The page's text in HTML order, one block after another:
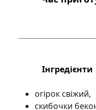
Інгредієнти
огірок свіжий,
скибочки